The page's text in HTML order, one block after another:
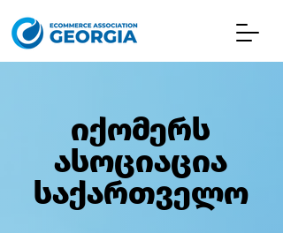
იქომერს
ასოციაცია
საქართველო